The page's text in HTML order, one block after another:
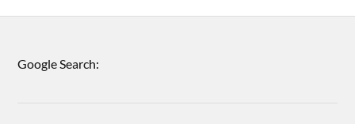
Google Search: